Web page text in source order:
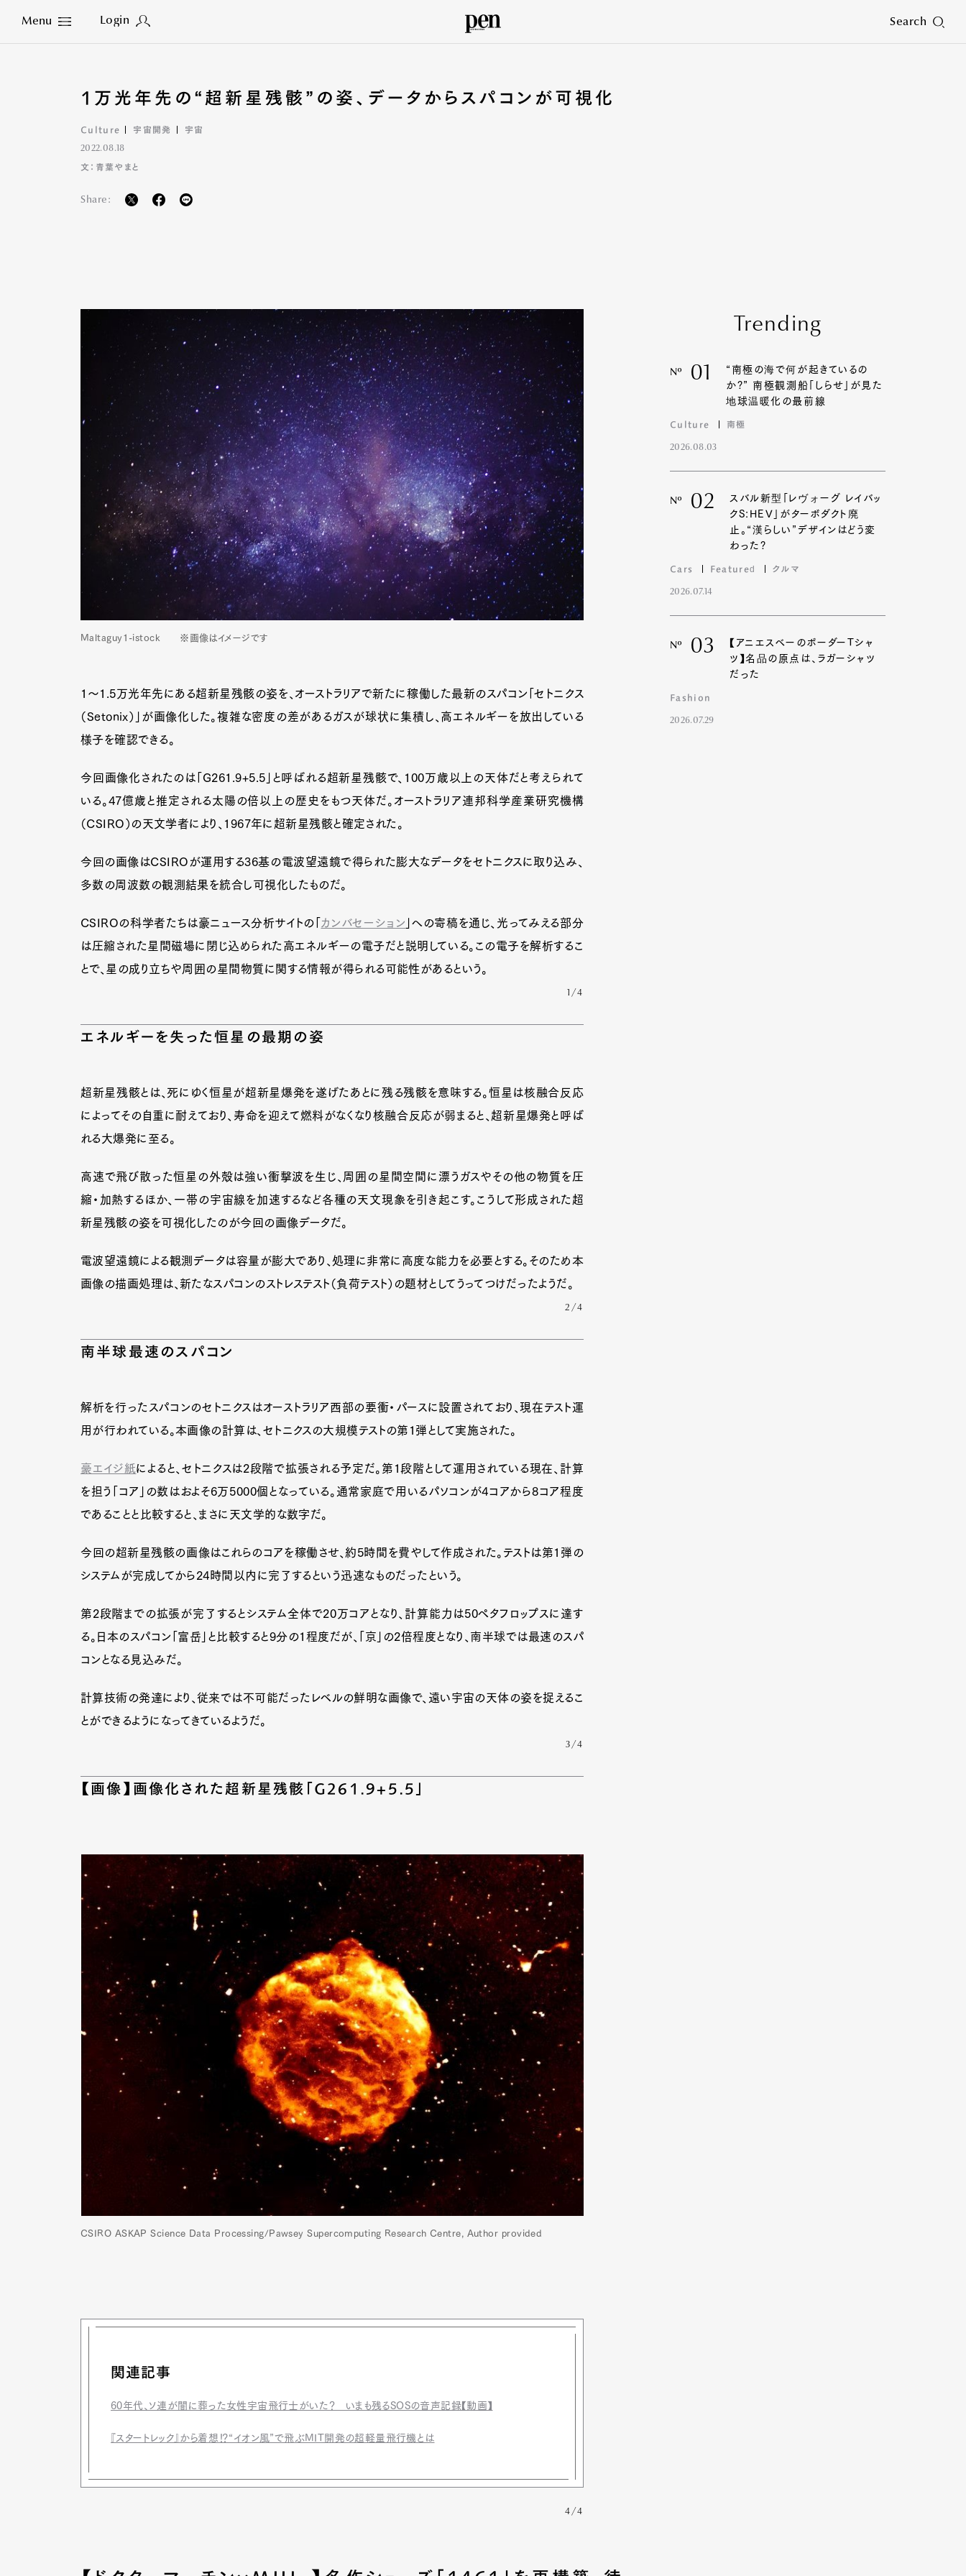
Menu Login Search
Close
Gourmet
Cars
1万光年先の“超新星残骸”の姿、データからスパコンが可視化
Culture 宇宙開発 宇宙
2022.08.18
文：青葉やまと
Share:
Maltaguy1-istock ※画像はイメージです
1〜1.5万光年先にある超新星残骸の姿を、オーストラリアで新たに稼働した最新のスパコン「セトニクス
（Setonix）」が画像化した。複雑な密度の差があるガスが球状に集積し、高エネルギーを放出している
様子を確認できる。
今回画像化されたのは「G261.9+5.5」と呼ばれる超新星残骸で、100万歳以上の天体だと考えられて
いる。47億歳と推定される太陽の倍以上の歴史をもつ天体だ。オーストラリア連邦科学産業研究機構
（CSIRO）の天文学者により、1967年に超新星残骸と確定された。
今回の画像はCSIROが運用する36基の電波望遠鏡で得られた膨大なデータをセトニクスに取り込み、
多数の周波数の観測結果を統合し可視化したものだ。
CSIROの科学者たちは豪ニュース分析サイトの「 カンバセーション 」への寄稿を通じ、光ってみえる部分
は圧縮された星間磁場に閉じ込められた高エネルギーの電子だと説明している。この電子を解析するこ
とで、星の成り立ちや周囲の星間物質に関する情報が得られる可能性があるという。
1/4
エネルギーを失った恒星の最期の姿
超新星残骸とは、死にゆく恒星が超新星爆発を遂げたあとに残る残骸を意味する。恒星は核融合反応
によってその自重に耐えており、寿命を迎えて燃料がなくなり核融合反応が弱まると、超新星爆発と呼ば
れる大爆発に至る。
高速で飛び散った恒星の外殻は強い衝撃波を生じ、周囲の星間空間に漂うガスやその他の物質を圧
縮・加熱するほか、一帯の宇宙線を加速するなど各種の天文現象を引き起こす。こうして形成された超
新星残骸の姿を可視化したのが今回の画像データだ。
電波望遠鏡による観測データは容量が膨大であり、処理に非常に高度な能力を必要とする。そのため本
画像の描画処理は、新たなスパコンのストレステスト（負荷テスト）の題材としてうってつけだったようだ。
2/4
南半球最速のスパコン
解析を行ったスパコンのセトニクスはオーストラリア西部の要衝・パースに設置されており、現在テスト運
用が行われている。本画像の計算は、セトニクスの大規模テストの第1弾として実施された。
豪エイジ紙によると、セトニクスは2段階で拡張される予定だ。第1段階として運用されている現在、計算
を担う「コア」の数はおよそ6万5000個となっている。通常家庭で用いるパソコンが4コアから8コア程度
であることと比較すると、まさに天文学的な数字だ。
今回の超新星残骸の画像はこれらのコアを稼働させ、約5時間を費やして作成された。テストは第1弾の
システムが完成してから24時間以内に完了するという迅速なものだったという。
第2段階までの拡張が完了するとシステム全体で20万コアとなり、計算能力は50ペタフロップスに達す
る。日本のスパコン「富岳」と比較すると9分の1程度だが、「京」の2倍程度となり、南半球では最速のスパ
コンとなる見込みだ。
計算技術の発達により、従来では不可能だったレベルの鮮明な画像で、遠い宇宙の天体の姿を捉えるこ
とができるようになってきているようだ。
3/4
【画像】画像化された超新星残骸「G261.9+5.5」
CSIRO ASKAP Science Data Processing/Pawsey Supercomputing Research Centre, Author provided
関連記事
60年代、ソ連が闇に葬った女性宇宙飛行士がいた？ いまも残るSOSの音声記録【動画】
『スタートレック』から着想⁉“イオン風”で飛ぶMIT開発の超軽量飛行機とは
4/4
Trending
Nº 01
“南極の海で何が起きているの
か?” 南極観測船「しらせ」が見た
地球温暖化の最前線
Culture 南極
2026.08.03
Nº 02
スバル新型「レヴォーグ レイバッ
クS:HEV」がターボダクト廃
止。“漢らしい”デザインはどう変
わった?
Cars Featured クルマ
2026.07.14
Nº 03
【アニエスベーのボーダーTシャ
ツ】名品の原点は、ラガーシャツ
だった
Fashion
2026.07.29